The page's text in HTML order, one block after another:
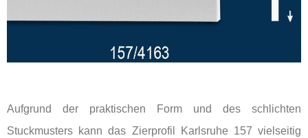
Aufgrund der praktischen Form und des schlichten
Stuckmusters kann das Zierprofil Karlsruhe 157 vielseitig